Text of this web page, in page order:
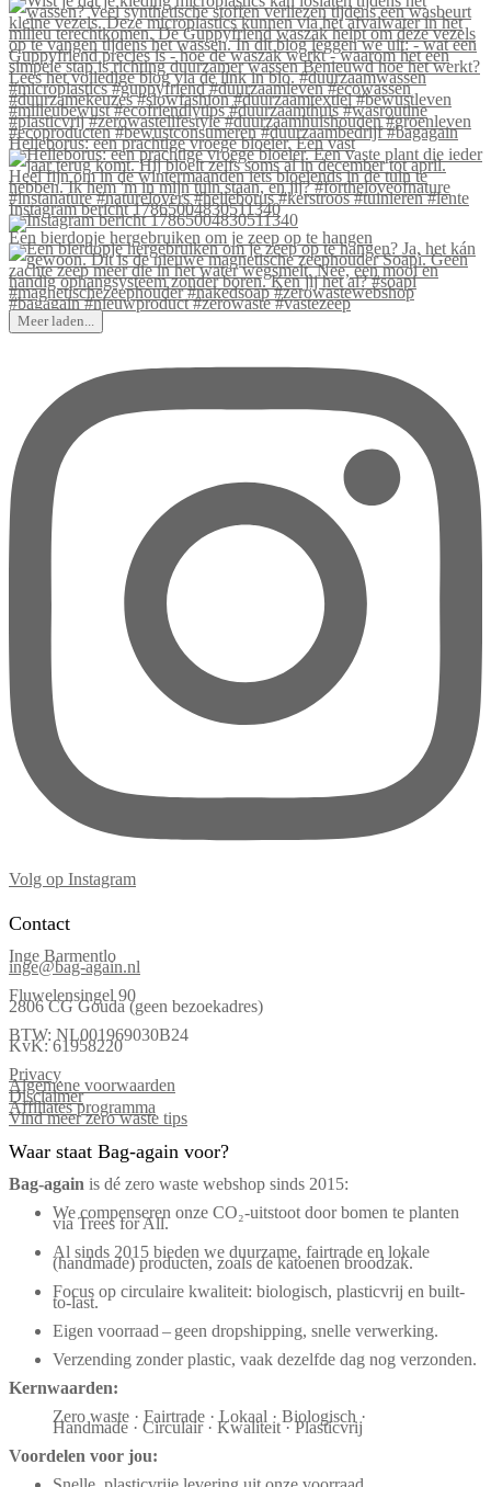
Helleborus: een prachtige vroege bloeier. Een vast
Instagram bericht 17865004830511340
Een bierdopje hergebruiken om je zeep op te hangen
Meer laden...
Volg op Instagram
Contact
Inge Barmentlo
inge@bag-again.nl
Fluwelensingel 90
2806 CG Gouda (geen bezoekadres)
BTW: NL001969030B24
KvK: 61958220
Privacy
Algemene voorwaarden
Disclaimer
Affiliates programma
Vind meer zero waste tips
Waar staat Bag-again voor?
Bag‑again is dé zero waste webshop sinds 2015:
We compenseren onze CO₂-uitstoot door bomen te planten
via Trees for All.
Al sinds 2015 bieden we duurzame, fairtrade en lokale
(handmade) producten, zoals de katoenen broodzak.
Focus op circulaire kwaliteit: biologisch, plasticvrij en built-
to-last.
Eigen voorraad – geen dropshipping, snelle verwerking.
Verzending zonder plastic, vaak dezelfde dag nog verzonden.
Kernwaarden:
Zero waste · Fairtrade · Lokaal · Biologisch ·
Handmade · Circulair · Kwaliteit · Plasticvrij
Voordelen voor jou: